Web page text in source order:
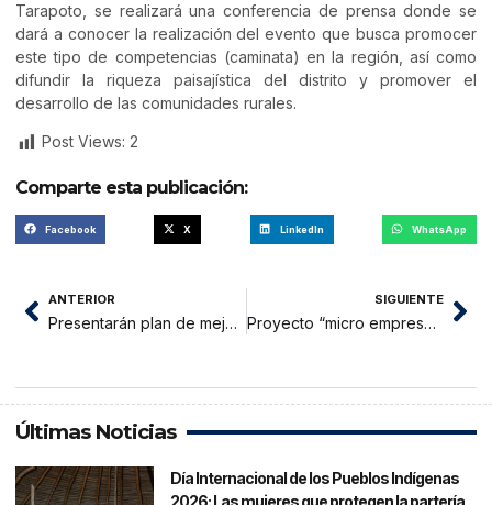
Tarapoto, se realizará una conferencia de prensa donde se
dará a conocer la realización del evento que busca promocer
este tipo de competencias (caminata) en la región, así como
difundir la riqueza paisajística del distrito y promover el
desarrollo de las comunidades rurales.
Post Views: 2
Comparte esta publicación:
Facebook X LinkedIn WhatsApp
ANTERIOR
Presentarán plan de mejora de aprendizajes
SIGUIENTE
Proyecto “micro empresas para jóvenes”
Últimas Noticias
Día Internacional de los Pueblos Indígenas
2026: Las mujeres que protegen la partería